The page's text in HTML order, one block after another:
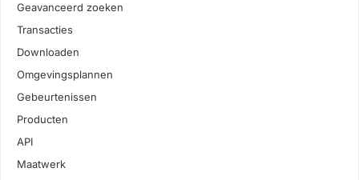
Geavanceerd zoeken
Transacties
Downloaden
Omgevingsplannen
Gebeurtenissen
Producten
API
Maatwerk